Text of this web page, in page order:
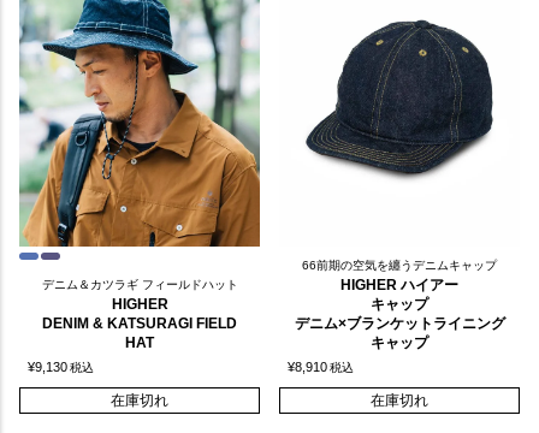
デニム＆カツラギ フィールドハット
HIGHER
DENIM & KATSURAGI FIELD
HAT
¥9,130税込
在庫切れ
66前期の空気を纏うデニムキャップ
HIGHER ハイアー
キャップ
デニム×ブランケットライニング
キャップ
¥8,910税込
在庫切れ